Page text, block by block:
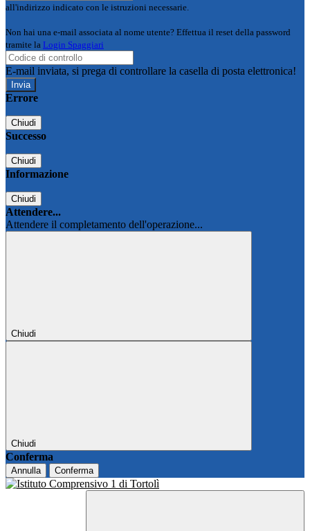
all'indirizzo indicato con le istruzioni necessarie.
Non hai una e-mail associata al nome utente? Effettua il reset della password
tramite la Login Spaggiari
E-mail inviata, si prega di controllare la casella di posta elettronica!
Errore
Chiudi
Successo
Chiudi
Informazione
Chiudi
Attendere...
Attendere il completamento dell'operazione...
Chiudi
Chiudi
Conferma
Annulla Conferma